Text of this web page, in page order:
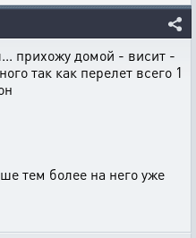
прихожу домой - висит -
так как перелет всего 1
тем более на него уже